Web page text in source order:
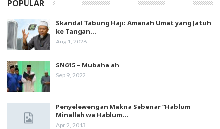
POPULAR
Skandal Tabung Haji: Amanah Umat yang Jatuh
ke Tangan…
Aug 1, 2026
SN615 – Mubahalah
Sep 9, 2022
Penyelewengan Makna Sebenar “Hablum
Minallah wa Hablum…
Apr 2, 2013